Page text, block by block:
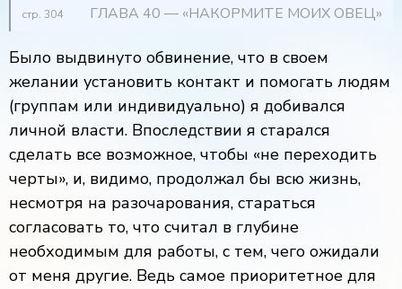
ГЛАВА 40 — «НАКОРМИТЕ МОИХ ОВЕЦ»
стр. 304
Было выдвинуто обвинение, что в своем
желании установить контакт и помогать людям
(группам или индивидуально) я добивался
личной власти. Впоследствии я старался
сделать все возможное, чтобы «не переходить
черты», и, видимо, продолжал бы всю жизнь,
несмотря на разочарования, стараться
согласовать то, что считал в глубине
необходимым для работы, с тем, чего ожидали
от меня другие. Ведь самое приоритетное для